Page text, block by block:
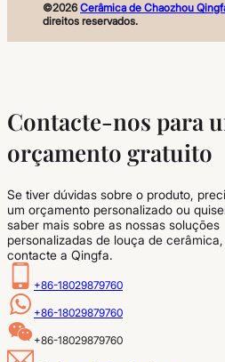
©2026 Cerâmica de Chaozhou
direitos reservados.
Contacte-nos para
orçamento gratuito
Se tiver dúvidas sobre o produto,
um orçamento personalizado ou
saber mais sobre as nossas soluções
personalizadas de louça de cerâmica,
contacte a Qingfa.
+86-18029879760
+86-18029879760
+86-18029879760